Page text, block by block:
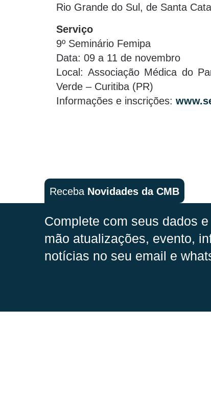
Rio Grande do Sul, de Santa
Serviço
9º Seminário Femipa
Data: 09 a 11 de novembro
Local: Associação Médica do
Verde – Curitiba (PR)
Informações e inscrições:
Receba Novidades da CMB
Complete com seus dados
mão atualizações, evento,
notícias no seu email e